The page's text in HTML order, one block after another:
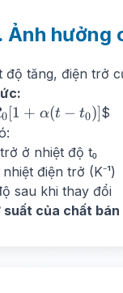
Ảnh hưởng
độ tăng, điện trở
0 [1 + α(t − t0)]$
ở nhiệt độ t₀
điện trở (K⁻¹)
sau khi thay đổi
của chất bán